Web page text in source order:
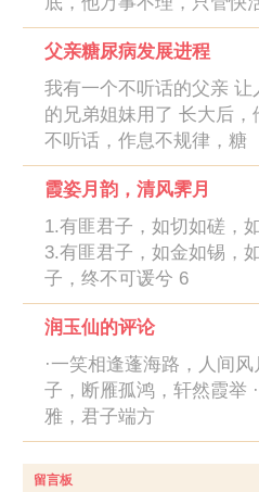
父亲糖尿病发展进程
我有一个不听话的父亲
的兄弟姐妹用了 长大后
不听话，作息不规律，糖
霞姿月韵，清风霁月
1.有匪君子，如切如磋，
3.有匪君子，如金如锡，
子，终不可谖兮 6
润玉仙的评论
·一笑相逢蓬海路，人间
子，断雁孤鸿，轩然霞举
雅，君子端方
留言板